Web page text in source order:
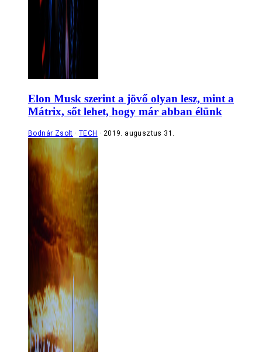
Elon Musk szerint a jövő olyan lesz, mint a
Mátrix, sőt lehet, hogy már abban élünk
Bodnár Zsolt TECH 2019. augusztus 31.